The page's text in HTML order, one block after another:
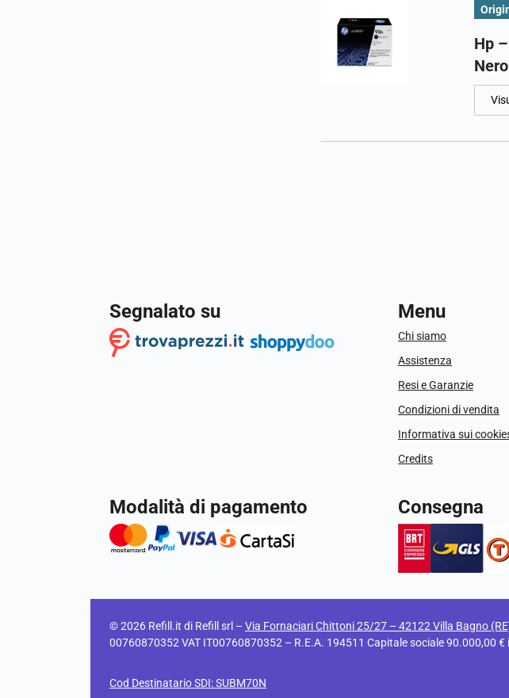
Hp
Segnalato su Menu
Chi siamo
Assistenza
Resi e Garanzie
Condizioni di vendita
Informativa sui
Credits
Modalità di pagamento Consegna
© 2026 Refill.it di Refill srl – Via Fornaciari Chittoni 25/27 – 42122 Villa Bagno
00760870352 VAT IT00760870352 – R.E.A. 194511 Capitale sociale 90.000,00 €
Cod Destinatario SDI: SUBM70N